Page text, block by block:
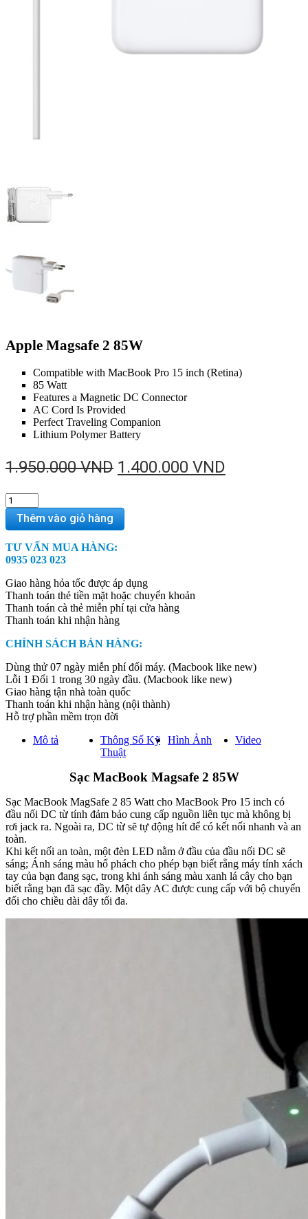
Apple Magsafe 2 85W
Compatible with MacBook Pro 15 inch (Retina)
85 Watt
Features a Magnetic DC Connector
AC Cord Is Provided
Perfect Traveling Companion
Lithium Polymer Battery
1.950.000VND Giá
là:
1.950.000 VND.
1.400.000 VND
Apple
Magsafe
quantity
Thêm vào giỏ hàng
TƯ VẤN MUA HÀNG:
0935 023 023
Giao hàng hỏa tốc được áp dụng
Thanh toán thẻ tiền mặt hoặc chuyển khoản
Thanh toán cà thẻ miễn phí tại cửa hàng
Thanh toán khi nhận hàng
CHÍNH SÁCH BÁN HÀNG:
Dùng thử 07 ngày miễn phí đổi máy. (Macbook like new)
Lỗi 1 Đổi 1 trong 30 ngày đầu. (Macbook like new)
Giao hàng tận nhà toàn quốc
Thanh toán khi nhận hàng (nội thành)
Hỗ trợ phần mềm trọn đời
Mô tả
Thông Số Kỹ
Thuật
Hình Ảnh Video
Sạc MacBook Magsafe 2 85W
Sạc MacBook MagSafe 2 85 Watt cho MacBook Pro 15 inch có
đầu nối DC từ tính đảm bảo cung cấp nguồn liên tục mà không bị
rơi jack ra. Ngoài ra, DC từ sẽ tự động hít để có kết nối nhanh và an
toàn.
Khi kết nối an toàn, một đèn LED nằm ở đầu của đầu nối DC sẽ
sáng; Ánh sáng màu hổ phách cho phép bạn biết rằng máy tính xách
tay của bạn đang sạc, trong khi ánh sáng màu xanh lá cây cho bạn
biết rằng bạn đã sạc đầy. Một dây AC được cung cấp với bộ chuyển
đổi cho chiều dài dây tối đa.